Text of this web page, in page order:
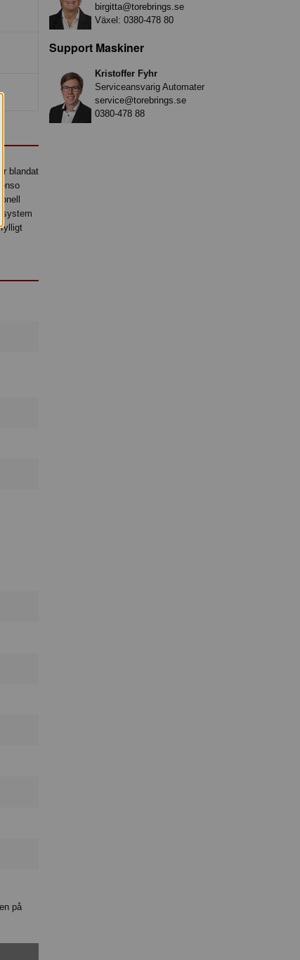
blandat
på
birgitta@torebrings.se
Växel: 0380-478 80
Support Maskiner
Kristoffer Fyhr
Serviceansvarig Automater
service@torebrings.se
0380-478 88